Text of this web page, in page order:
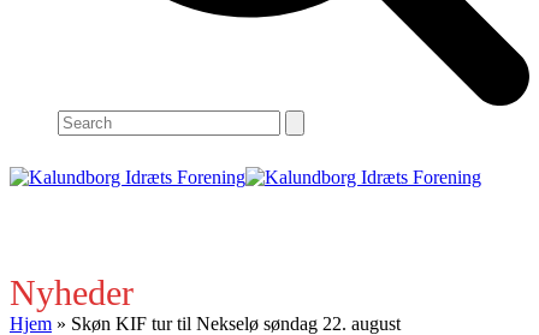
Search
Nyheder
Hjem » Skøn KIF tur til Nekselø søndag 22. august